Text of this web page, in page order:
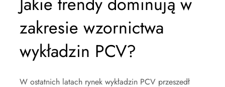
zakresie wzornictwa
wykładzin PCV?
W ostatnich latach rynek wykładzin PCV przeszedł